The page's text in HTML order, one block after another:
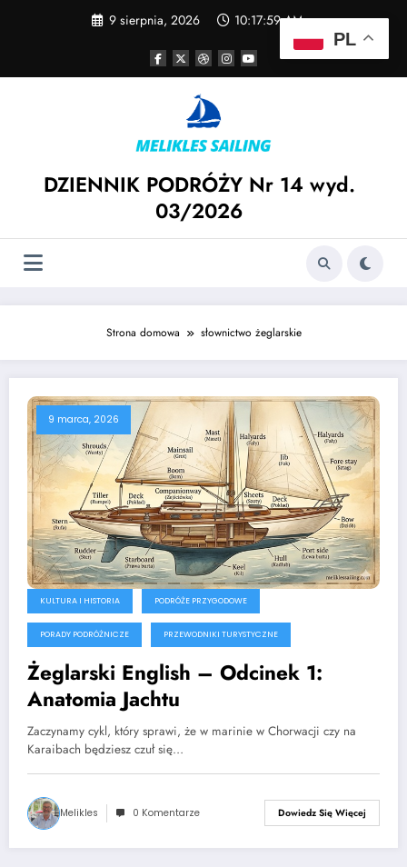
9 sierpnia, 2026 10:17:59 AM
DZIENNIK PODRÓŻY Nr 14 wyd.
03/2026
Strona domowa słownictwo żeglarskie
9 marca, 2026
KULTURA I HISTORIA PODRÓŻE PRZYGODOWE
PORADY PODRÓŻNICZE PRZEWODNIKI TURYSTYCZNE
Żeglarski English – Odcinek 1:
Anatomia Jachtu
Zaczynamy cykl, który sprawi, że w marinie w Chorwacji czy na
Karaibach będziesz czuł się…
Melikles 0 Komentarze Dowiedz Się Więcej
PL